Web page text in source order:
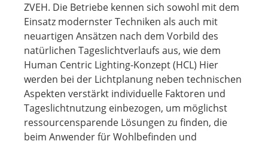
ZVEH. Die Betriebe kennen sich sowohl mit dem
Einsatz modernster Techniken als auch mit
neuartigen Ansätzen nach dem Vorbild des
natürlichen Tageslichtverlaufs aus, wie dem
Human Centric Lighting-Konzept (HCL) Hier
werden bei der Lichtplanung neben technischen
Aspekten verstärkt individuelle Faktoren und
Tageslichtnutzung einbezogen, um möglichst
ressourcensparende Lösungen zu finden, die
beim Anwender für Wohlbefinden und